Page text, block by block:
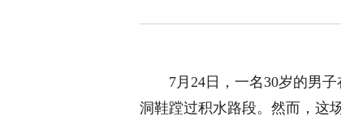
7月24日，一名30岁的男子
洞鞋蹚过积水路段。然而，这